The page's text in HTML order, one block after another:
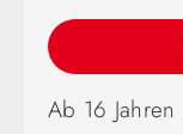
Ab 16 Jahren